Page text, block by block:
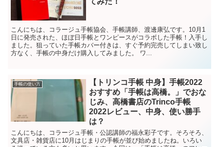
こんにちは、コラージュ手帳協会、手帳講師、渡邊康弘です。10月1
日に発売された、ほぼ日手帳とワンピースがコラボした手帳！入手し
ました。狙っていた手帳カバー付きは、すぐ予約完売してしまい致し
方なく、手帳の中身だけ購入してみました。 ワ...
手帳の使い方
【トリンコ手帳 中身】手帳2022
おすすめ「手帳は高橋。」でおな
じみ、高橋書店のTrinco手帳
2022レビュー、中身、使い勝手
は？
こんにちは、コラージュ手帳・公認講師の福永彩子です。そろそろ、
文具店・雑貨店に10月はじまりの手帳が並び始めましたね。いろい